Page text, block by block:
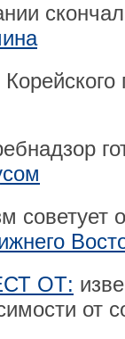
советует
ОТ:
от